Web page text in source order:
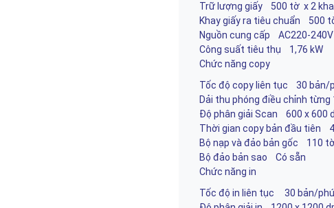
Trữ lượng giấy 500 tờ x 2
Khay giấy ra tiêu chuẩn 500
Nguồn cung cấp AC220-240V
Công suất tiêu thụ 1,76 kW
Chức năng copy
Tốc độ copy liên tục 30 bản/
Dải thu phóng điều chỉnh từng
Độ phân giải Scan 600 x 600
Thời gian copy bản đầu tiên
Bộ nạp và đảo bản gốc 110
Bộ đảo bản sao Có sẵn
Chức năng in
Tốc độ in liên tục 30 bản/